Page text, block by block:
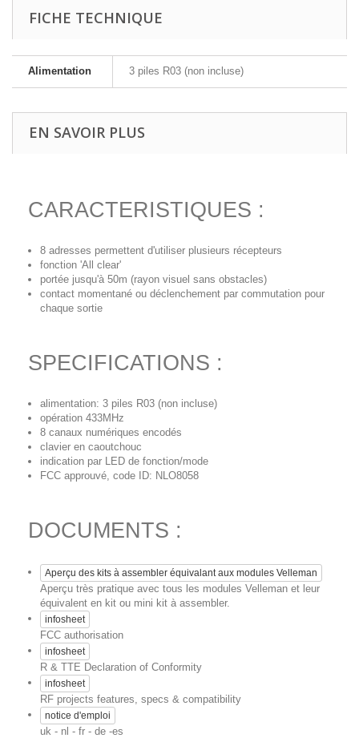
FICHE TECHNIQUE
Alimentation 3 piles R03 (non incluse)
EN SAVOIR PLUS
CARACTERISTIQUES :
8 adresses permettent d'utiliser plusieurs récepteurs
fonction 'All clear'
portée jusqu'à 50m (rayon visuel sans obstacles)
contact momentané ou déclenchement par commutation pour
chaque sortie
SPECIFICATIONS :
alimentation: 3 piles R03 (non incluse)
opération 433MHz
8 canaux numériques encodés
clavier en caoutchouc
indication par LED de fonction/mode
FCC approuvé, code ID: NLO8058
DOCUMENTS :
Aperçu des kits à assembler équivalant aux modules Velleman
Aperçu très pratique avec tous les modules Velleman et leur
équivalent en kit ou mini kit à assembler.
infosheet
FCC authorisation
infosheet
R & TTE Declaration of Conformity
infosheet
RF projects features, specs & compatibility
notice d'emploi
uk - nl - fr - de -es